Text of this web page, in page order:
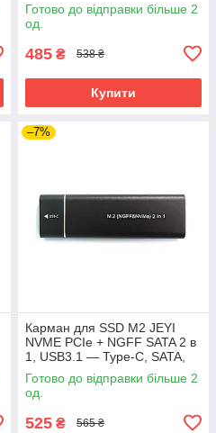
Готово до відправки більше 2
од.
485 ₴ 538 ₴
Купити
–7%
Карман для SSD M2 JEYI
NVME PCIe + NGFF SATA 2 в
1, USB3.1 — Type-C, SATA,
PCIe
Готово до відправки більше 2
од.
525 ₴ 565 ₴